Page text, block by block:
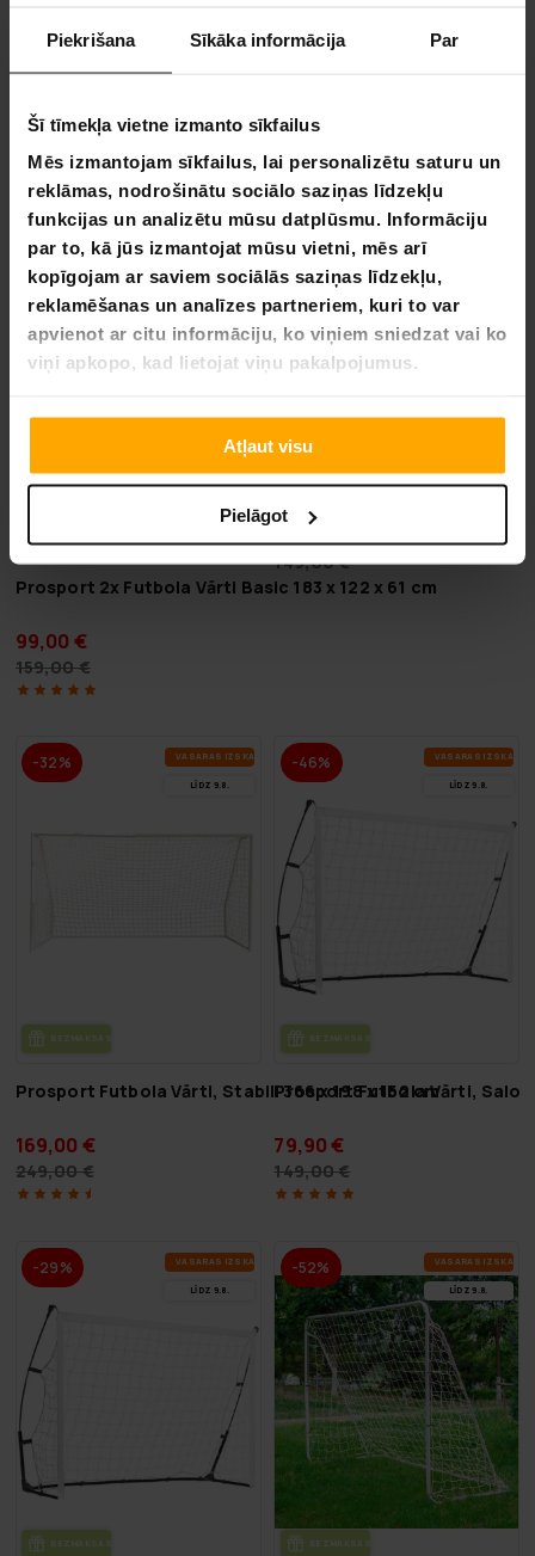
Piekrišana Sīkāka informācija Par
Šī tīmekļa vietne izmanto sīkfailus
Mēs izmantojam sīkfailus, lai personalizētu saturu un
reklāmas, nodrošinātu sociālo saziņas līdzekļu
funkcijas un analizētu mūsu datplūsmu. Informāciju
par to, kā jūs izmantojat mūsu vietni, mēs arī
kopīgojam ar saviem sociālās saziņas līdzekļu,
reklamēšanas un analīzes partneriem, kuri to var
apvienot ar citu informāciju, ko viņiem sniedzat vai ko
viņi apkopo, kad lietojat viņu pakalpojumus.
Atļaut visu
Pielāgot
Prosport 2x Oficiālie futbola vārti 366 x 183 cm
139,00 €
339,00 €
109,00 €
179,00 €
-37% VA­SA­RAS IZ­SKA­ŅA
LĪDZ 9.8.
Prosport 2x Futbola Vārti Basic 183 x 122 x 61 cm
99,00 €
159,00 €
-46%
Prosport Aizmugures tīkls
79,90 €
149,00 €
-32% VA­SA­RAS IZ­SKA­ŅA
LĪDZ 9.8.
BEZ­MAK­SAS PIE­GĀ­DE
Prosport Futbola Vārti, Stabili 366 x 198 x 152 cm
169,00 €
249,00 €
-46% VA­SA­RAS IZ­SKA­ŅA
LĪDZ 9.8.
BEZ­MAK­SAS PIE­GĀ­DE
Prosport Futbola Vārti,
79,90 €
149,00 €
-29% VA­SA­RAS IZ­SKA­ŅA
LĪDZ 9.8.
BEZ­MAK­SAS PIE­GĀ­DE
-52% VA­SA­RAS IZ­SKA­ŅA
LĪDZ 9.8.
BEZ­MAK­SAS PIE­GĀ­DE